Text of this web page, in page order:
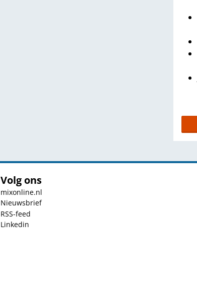
Volg ons
mixonline.nl
Nieuwsbrief
RSS-feed
Linkedin